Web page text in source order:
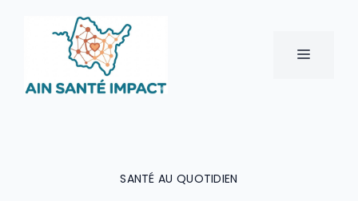
MENU
SANTÉ AU QUOTIDIEN